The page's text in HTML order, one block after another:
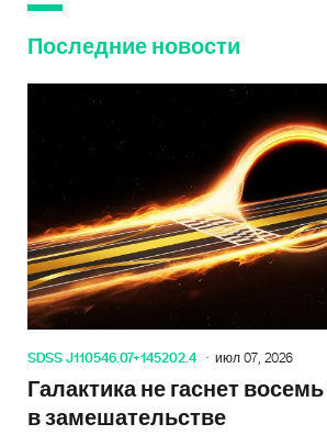
Последние новости
SDSS J110546.07+145202.4 июл 07, 2026
Галактика не гаснет
в замешательстве